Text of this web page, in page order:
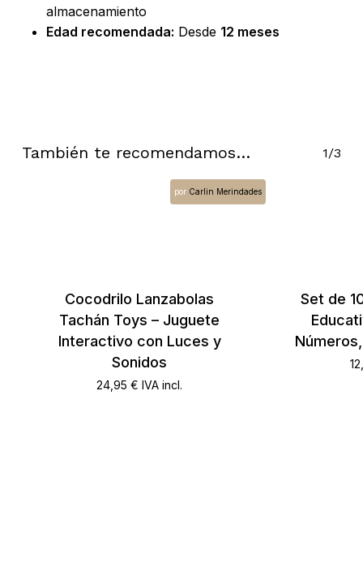
almacenamiento
Edad recomendada: Desde 12 meses
También te recomendamos… 1/3
Cocodrilo Lanzabolas
Tachán Toys – Juguete
Interactivo con Luces y
Sonidos
24,95€ IVA incl.
por Carlin Merindades
Set de